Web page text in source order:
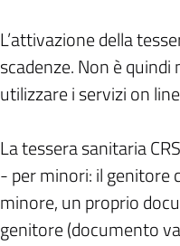
L’attivazione della
scadenze. Non è
utilizzare i servizi on
La tessera sanitaria
- per minori: il genitore
minore, un proprio
genitore (documento